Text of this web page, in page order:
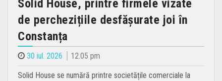
Solid House, printre firmele vizate
de perchezițiile desfășurate joi în
Constanța
30 iul. 2026 12.05 pm
Solid House se numără printre societățile comerciale la